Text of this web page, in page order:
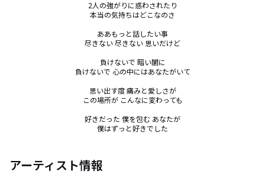
2人の強がりに惑わされたり
本当の気持ちはどこなのさ
ああもっと話したい事
尽きない 尽きない 思いだけど
負けないで 暗い闇に
負けないで 心の中にはあなたがいて
思い出す度 痛みと愛しさが
この場所が こんなに変わっても
好きだった 僕を包む あなたが
僕はずっと好きでした
アーティスト情報